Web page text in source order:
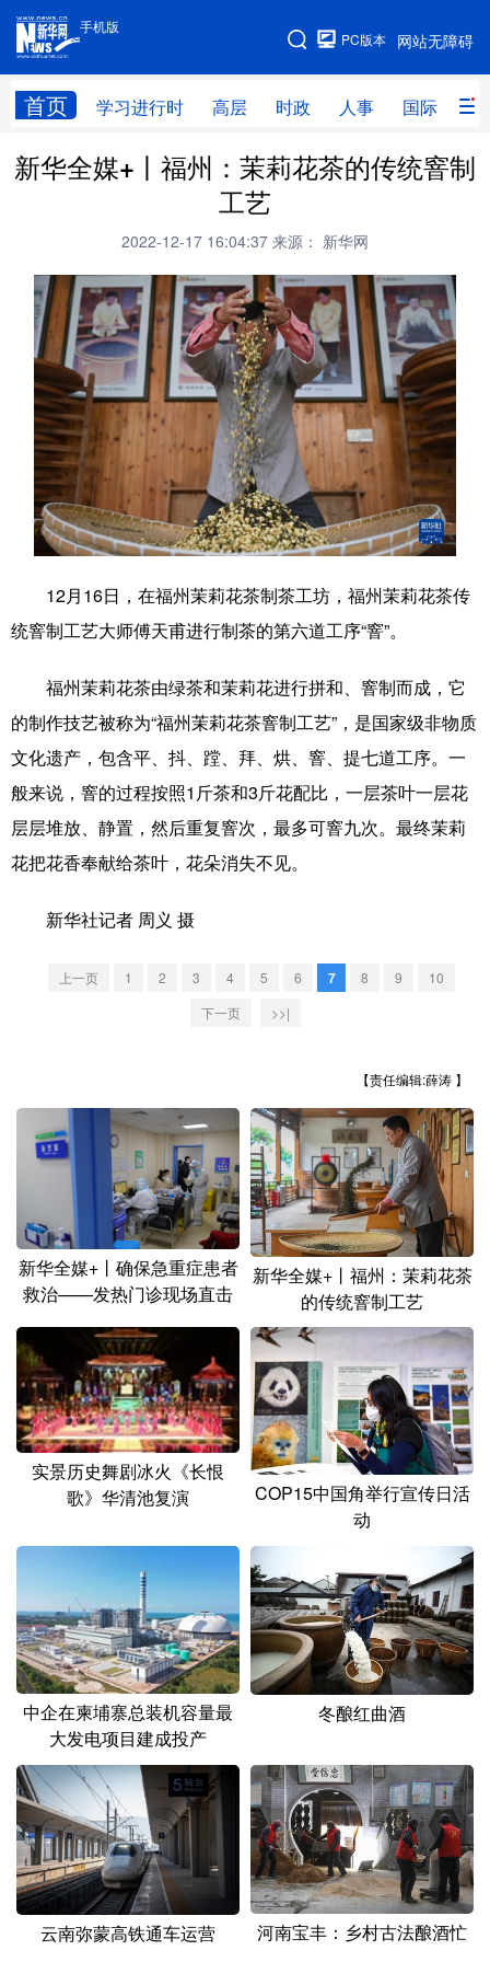
手机版
网站无障碍
PC版本
首页 学习进行时 高层 时政 人事 国际 财
手机版
网站地图
学习进行时 高层 时政 人事
全球连线
科技 科创 量子 体育
文化 书画 健康 军事
访谈 视频 图片 政务
法律 中央文件 金融 汽车
食品 人居 信息化 数字经济
学术中国 乡村振兴 银龄 溯源中国
彩票 娱乐 时尚
文化产业
地方频道
北京 天津
山东 河南 湖北
西藏
陕西 甘肃 青海 宁夏
新疆 内蒙古 黑龙江
多语种频道
English Español Français عربى
Русский язык 日本語 한국어
Deutsch Português
新华全媒+丨福州：茉莉花茶的传统窨制
工艺
2022-12-17 16:04:37 来源： 新华网
12月16日，在福州茉莉花茶制茶工坊，福州茉莉花茶传
统窨制工艺大师傅天甫进行制茶的第六道工序“窨”。
福州茉莉花茶由绿茶和茉莉花进行拼和、窨制而成，它
的制作技艺被称为“福州茉莉花茶窨制工艺”，是国家级非物质
文化遗产，包含平、抖、蹚、拜、烘、窨、提七道工序。一
般来说，窨的过程按照1斤茶和3斤花配比，一层茶叶一层花
层层堆放、静置，然后重复窨次，最多可窨九次。最终茉莉
花把花香奉献给茶叶，花朵消失不见。
新华社记者 周义 摄
上一页 1 2 3 4 5 6 7 8 9
10
下一页
>>|
【责任编辑:薛涛 】
新华全媒+丨确保急重症患者
救治——发热门诊现场直击
新华全媒+丨福州：茉莉花茶
的传统窨制工艺
实景历史舞剧冰火《长恨
歌》华清池复演
COP15中国角举行宣传日活
动
中企在柬埔寨总装机容量最
大发电项目建成投产
冬酿红曲酒
云南弥蒙高铁通车运营 河南宝丰：乡村古法酿酒忙